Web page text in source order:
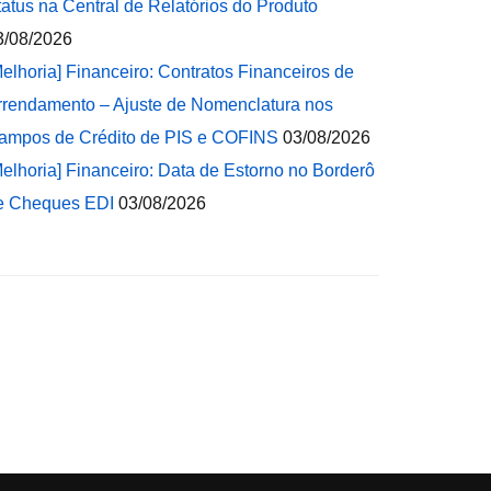
na Central de Relatórios do Produto
08/2026
Financeiro: Contratos Financeiros de
– Ajuste de Nomenclatura nos
de Crédito de PIS e COFINS 03/08/2026
Financeiro: Data de Estorno no Borderô
Cheques EDI 03/08/2026